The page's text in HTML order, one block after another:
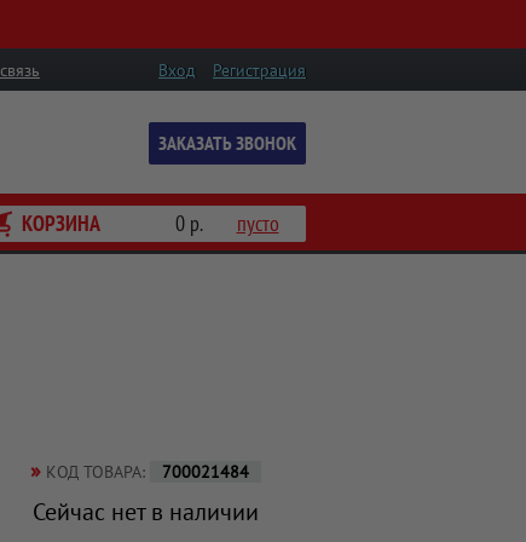
Вход Регистрация
ЗАКАЗАТЬ ЗВОНОК
КОРЗИНА 0 р. пусто
» КОД ТОВАРА: 700021484
Сейчас нет в наличии